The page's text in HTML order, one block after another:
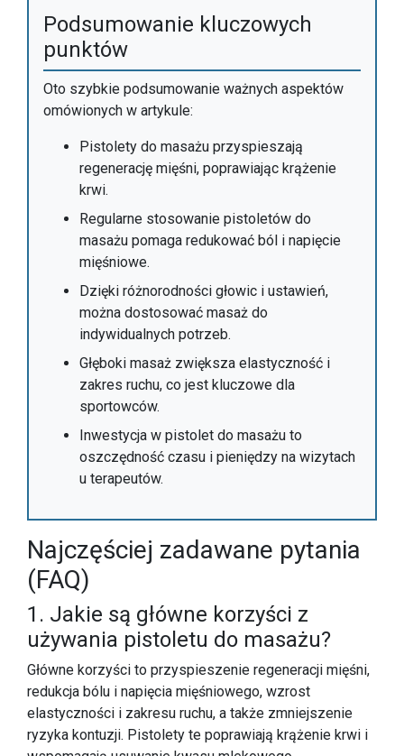
Podsumowanie kluczowych
punktów
Oto szybkie podsumowanie ważnych aspektów
omówionych w artykule:
Pistolety do masażu przyspieszają
regenerację mięśni, poprawiając krążenie
krwi.
Regularne stosowanie pistoletów do
masażu pomaga redukować ból i napięcie
mięśniowe.
Dzięki różnorodności głowic i ustawień,
można dostosować masaż do
indywidualnych potrzeb.
Głęboki masaż zwiększa elastyczność i
zakres ruchu, co jest kluczowe dla
sportowców.
Inwestycja w pistolet do masażu to
oszczędność czasu i pieniędzy na wizytach
u terapeutów.
Najczęściej zadawane pytania
(FAQ)
1. Jakie są główne korzyści z
używania pistoletu do masażu?
Główne korzyści to przyspieszenie regeneracji mięśni,
redukcja bólu i napięcia mięśniowego, wzrost
elastyczności i zakresu ruchu, a także zmniejszenie
ryzyka kontuzji. Pistolety te poprawiają krążenie krwi i